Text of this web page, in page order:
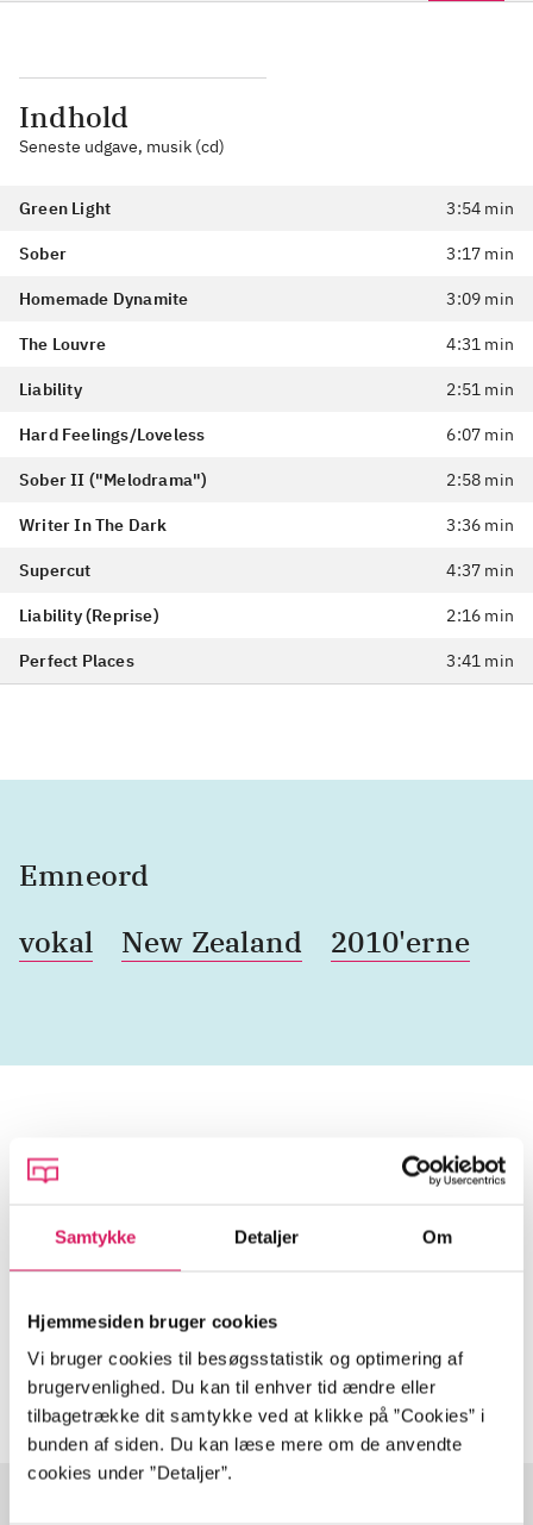
Samtykke Detaljer Om
Hjemmesiden bruger cookies
Vi bruger cookies til besøgsstatistik og optimering af
brugervenlighed. Du kan til enhver tid ændre eller
tilbagetrække dit samtykke ved at klikke på ”Cookies” i
bunden af siden. Du kan læse mere om de anvendte
cookies under ”Detaljer”.
Indhold
Seneste udgave, musik (cd)
Green Light 3:54 min
Sober 3:17 min
Homemade Dynamite 3:09 min
The Louvre 4:31 min
Liability 2:51 min
Hard Feelings/Loveless 6:07 min
Sober II ("Melodrama") 2:58 min
Writer In The Dark 3:36 min
Supercut 4:37 min
Liability (Reprise) 2:16 min
Perfect Places 3:41 min
Emneord
vokal
New Zealand 2010'erne
Tidsskrift
Tidsskrift
Artiklerne ihandler ofte om